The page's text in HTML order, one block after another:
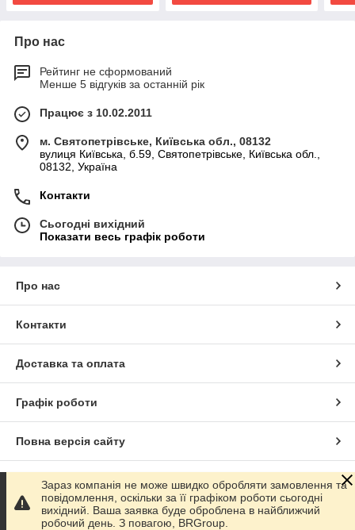
Про нас
Рейтинг не сформований
Менше 5 відгуків за останній рік
Працює з 10.02.2011
м. Святопетрівське, Київська обл., 08132
вулиця Київська, б.59, Святопетрівське, Київська обл.,
08132, Україна
Контакти
Сьогодні вихідний
Показати весь графік роботи
Про нас
Контакти
Доставка та оплата
Графік роботи
Повна версія сайту
Сайт створено на маркетплейсіProm.ua
Політика конфіденційності
Зараз компанія не може швидко обробляти замовлення та
повідомлення, оскільки за її графіком роботи сьогодні
вихідний. Ваша заявка буде оброблена в найближчий
робочий день. З повагою, BRGroup.